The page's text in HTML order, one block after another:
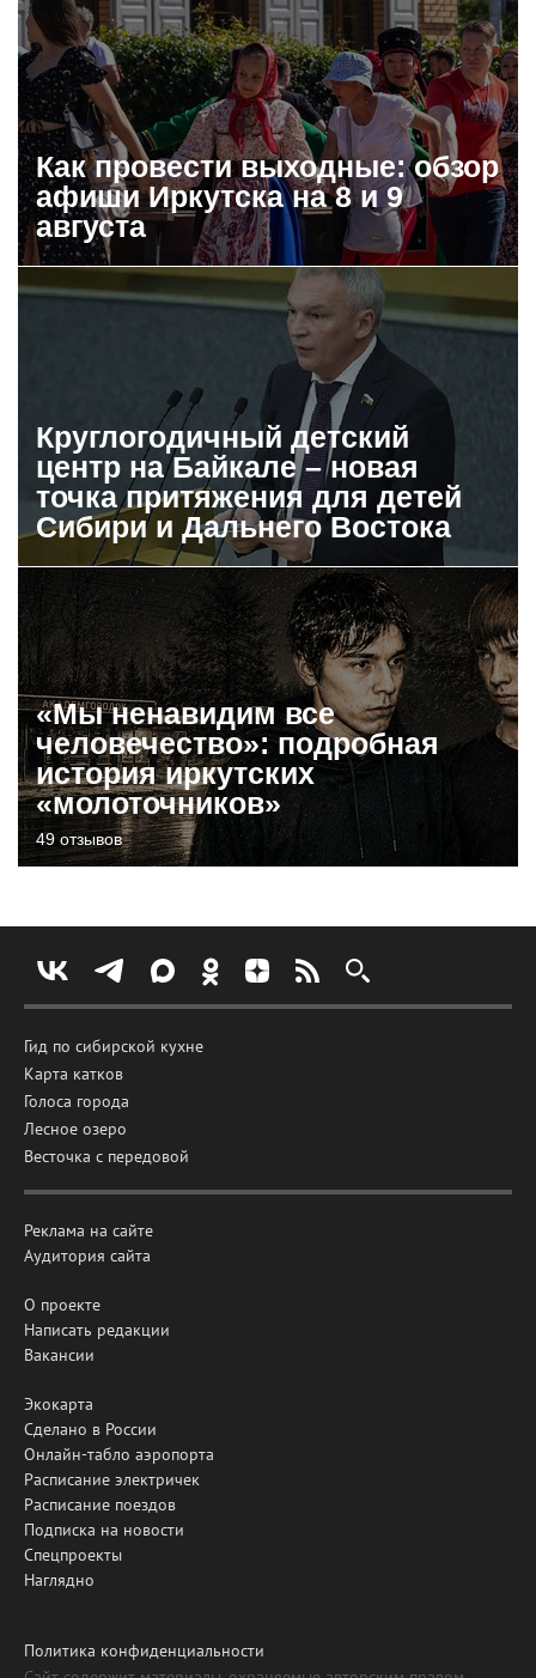
Как провести выходные: обзор
афиши Иркутска на 8 и 9
августа
Круглогодичный детский
центр на Байкале – новая
точка притяжения для детей
Сибири и Дальнего Востока
«Мы ненавидим все
человечество»: подробная
история иркутских
«молоточников»
49 отзывов
Гид по сибирской кухне
Карта катков
Голоса города
Лесное озеро
Весточка с передовой
Реклама на сайте
Аудитория сайта
О проекте
Написать редакции
Вакансии
Экокарта
Сделано в России
Онлайн-табло аэропорта
Расписание электричек
Расписание поездов
Подписка на новости
Спецпроекты
Наглядно
Политика конфиденциальности